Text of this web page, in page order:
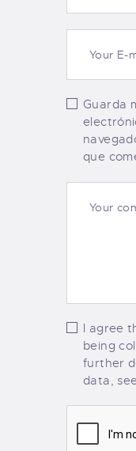
Guarda
que
I agree
being
further
data,